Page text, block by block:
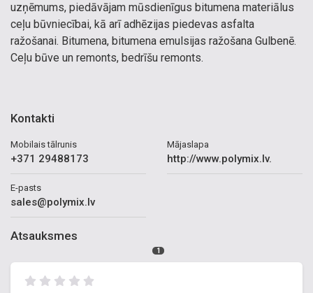
uzņēmums, piedāvājam mūsdienīgus bitumena materiālus
ceļu būvniecībai, kā arī adhēzijas piedevas asfalta
ražošanai. Bitumena, bitumena emulsijas ražošana Gulbenē.
Ceļu būve un remonts, bedrīšu remonts.
Kontakti
Mobilais tālrunis
+371 29488173
E-pasts
sales@polymix.lv
Mājaslapa
http://www.polymix.lv.
Atsauksmes
1